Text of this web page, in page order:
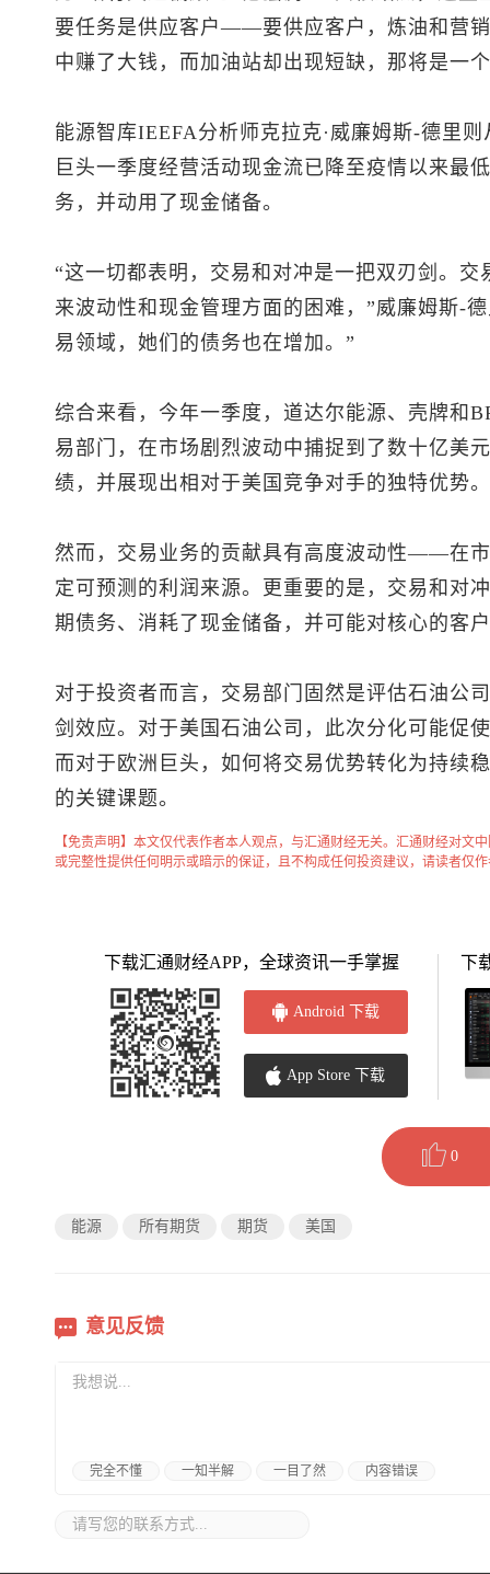
要任务是供应客户——要供应客户，炼油和营
中赚了大钱，而加油站却出现短缺，那将是一
能源智库IEEFA分析师克拉克·威廉姆斯-德里
巨头一季度经营活动现金流已降至疫情以来最
务，并动用了现金储备。
“这一切都表明，交易和对冲是一把双刃剑。
来波动性和现金管理方面的困难，”威廉姆斯-
易领域，她们的债务也在增加。”
综合来看，今年一季度，道达尔能源、壳牌和
易部门，在市场剧烈波动中捕捉到了数十亿美
绩，并展现出相对于美国竞争对手的独特优势。
然而，交易业务的贡献具有高度波动性——在
定可预测的利润来源。更重要的是，交易和对
期债务、消耗了现金储备，并可能对核心的客
对于投资者而言，交易部门固然是评估石油公
剑效应。对于美国石油公司，此次分化可能促
而对于欧洲巨头，如何将交易优势转化为持续
的关键课题。
【免责声明】本文仅代表作者本人观点，与汇通财经无关。汇通财经对文
或完整性提供任何明示或暗示的保证，且不构成任何投资建议，请读者仅
下载汇通财经APP，全球资讯一手掌握
Android 下载
App Store 下载
下
0
能源 所有期货 期货 美国
意见反馈
完全不懂 一知半解 一目了然 内容错误